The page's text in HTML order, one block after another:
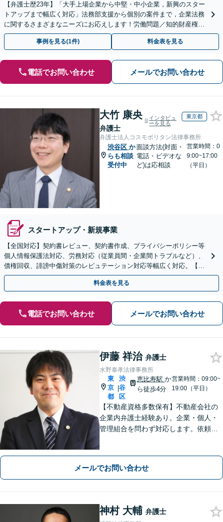
【弁護士歴23年】「大手上場企業から中堅・中小企業，新興のスター
トアップまで幅広く対応」法務部支援から個別の案件まで，企業法務
に関するさまざまなニーズにお応えします！労働問題／知的財産権の
保護／M&A／コンプライアンス体制の構築ほか
事例を見る(1件) 料金表を見る
電話でお問い合わせ メールでお問い合わせ
大竹 康央
弁護士
インタビュ
ーを見る
東京都
弁護士法人コスモポリタン法律事務所
渋谷区 か
らも相談
受付中
面談方法(対面・
電話・ビデオな
ど)は応相談
営業時間：0
9:00~17:00
（平日）
スタートアップ・新規事業
【全国対応】契約書レビュー、契約書作成、プライバシーポリシー等
個人情報保護法対応、労務対応（従業員間・企業間トラブルなど）、
債権回収、誹謗中傷対策のレピュテーション対応等幅広く対応。【安
心・明確な料金体系】【オンライン相談可】
料金表を見る
電話でお問い合わせ メールでお問い合わせ
伊藤 祥治 弁護士
水野泰孝法律事務所
東
京
都
|
渋
谷
区
恵比寿駅 か
ら徒歩4分
営業時間：09:00~
19:00（平日）
【不動産資格多数保有】不動産会社の
企業内弁護士経験あり。企業・個人・
管理組合を問わず対応します。依頼者
メールでお問い合わせ
神村 大輔 弁護士